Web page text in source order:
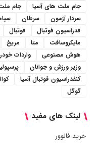
جام ملت های آسیا
جام
سردار آزمون
سرطان
فدراسیون فوتبال
فوتبال
مایکروسافت
متا مریخ
هوش مصنوعی
واردات
وزیر ورزش و جوانان
کنفدراسیون فوتبال آسیا
گوگل
لینک های مفید
خرید فالوور